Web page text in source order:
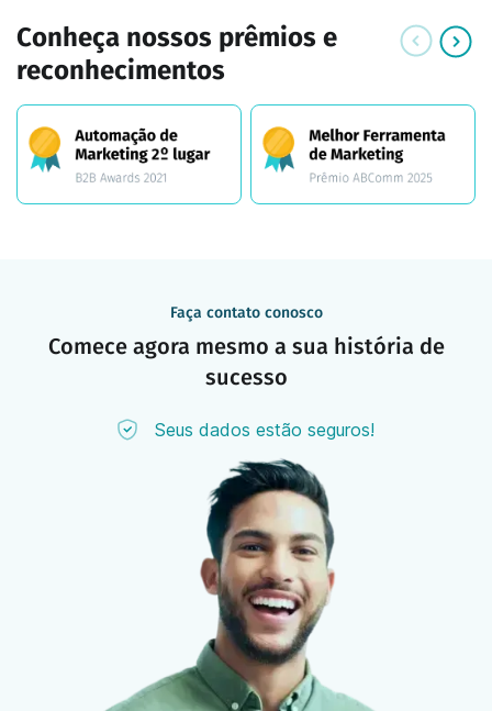
Conheça nossos prêmios e
reconhecimentos
Faça contato conosco
Comece agora mesmo a sua história de
sucesso
Seus dados estão seguros!